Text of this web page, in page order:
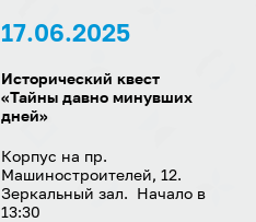
17.06.2025
Исторический квест
«Тайны давно минувших
дней»
Корпус на пр.
Машиностроителей, 12.
Зеркальный зал. Начало в
13:30